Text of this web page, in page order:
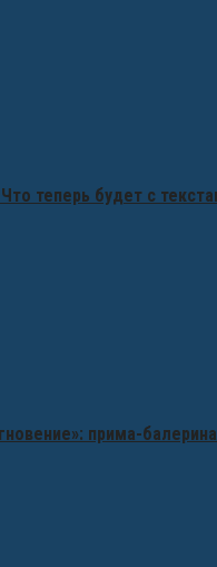
теперь будет с
прима-